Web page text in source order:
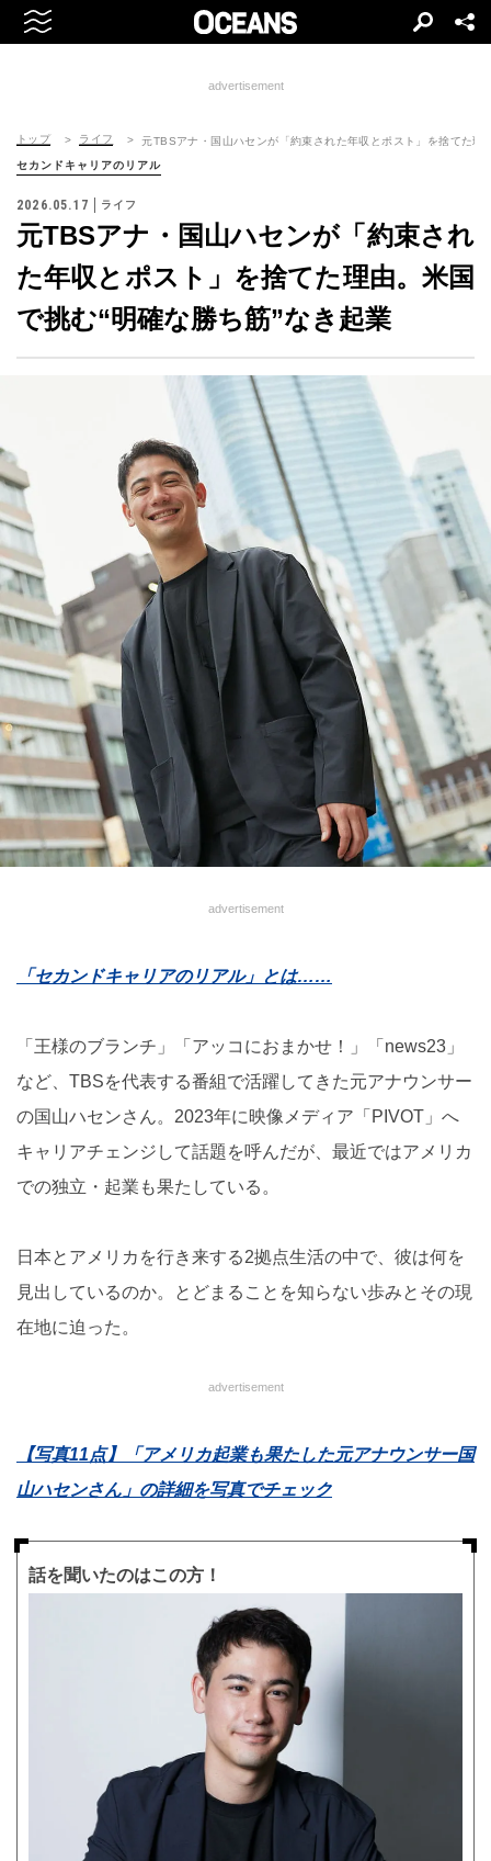
advertisement
トップ ライフ 元TBSアナ・国山ハセンが「約束された年収とポスト」を捨てた理
セカンドキャリアのリアル
2026.05.17 ライフ
元TBSアナ・国山ハセンが「約束され
た年収とポスト」を捨てた理由。米国
で挑む“明確な勝ち筋”なき起業
advertisement
「セカンドキャリアのリアル」とは……
「王様のブランチ」「アッコにおまかせ！」「news23」
など、TBSを代表する番組で活躍してきた元アナウンサー
の国山ハセンさん。2023年に映像メディア「PIVOT」へ
キャリアチェンジして話題を呼んだが、最近ではアメリカ
での独立・起業も果たしている。
日本とアメリカを行き来する2拠点生活の中で、彼は何を
見出しているのか。とどまることを知らない歩みとその現
在地に迫った。
advertisement
【写真11点】「アメリカ起業も果たした元アナウンサー国
山ハセンさん」の詳細を写真でチェック
話を聞いたのはこの方！